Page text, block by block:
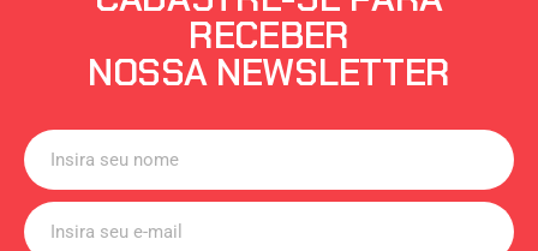
RECEBER
NOSSA NEWSLETTER